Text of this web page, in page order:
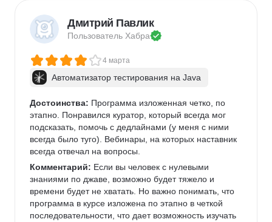
Дмитрий Павлик
Пользователь Хабра
4 марта
Автоматизатор тестирования на Java
Достоинства: Программа изложенная четко, по
этапно. Понравился куратор, который всегда мог
подсказать, помочь с дедлайнами (у меня с ними
всегда было туго). Вебинары, на которых наставник
всегда отвечал на вопросы.
Комментарий: Если вы человек с нулевыми
знаниями по джаве, возможно будет тяжело и
времени будет не хватать. Но важно понимать, что
программа в курсе изложена по этапно в четкой
последовательности, что дает возможность изучать